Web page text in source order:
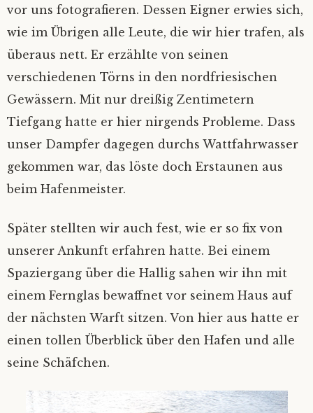
vor uns fotografieren. Dessen Eigner erwies sich,
wie im Übrigen alle Leute, die wir hier trafen, als
überaus nett. Er erzählte von seinen
verschiedenen Törns in den nordfriesischen
Gewässern. Mit nur dreißig Zentimetern
Tiefgang hatte er hier nirgends Probleme. Dass
unser Dampfer dagegen durchs Wattfahrwasser
gekommen war, das löste doch Erstaunen aus
beim Hafenmeister.
Später stellten wir auch fest, wie er so fix von
unserer Ankunft erfahren hatte. Bei einem
Spaziergang über die Hallig sahen wir ihn mit
einem Fernglas bewaffnet vor seinem Haus auf
der nächsten Warft sitzen. Von hier aus hatte er
einen tollen Überblick über den Hafen und alle
seine Schäfchen.